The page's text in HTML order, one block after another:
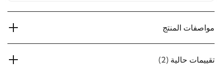
مواصفات المنتج
تقييمات حالية (2)